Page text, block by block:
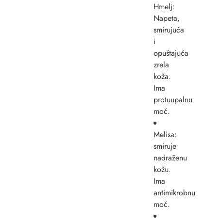
Hmelj:
Napeta,
smirujuća
i
opuštajuća
zrela
koža.
Ima
protuupalnu
moć.
Melisa:
smiruje
nadraženu
kožu.
Ima
antimikrobnu
moć.